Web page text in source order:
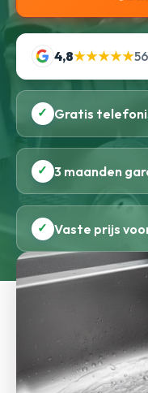
4,8★★★★★
✓ Gratis
✓ 3 maanden
✓ Vaste prijs